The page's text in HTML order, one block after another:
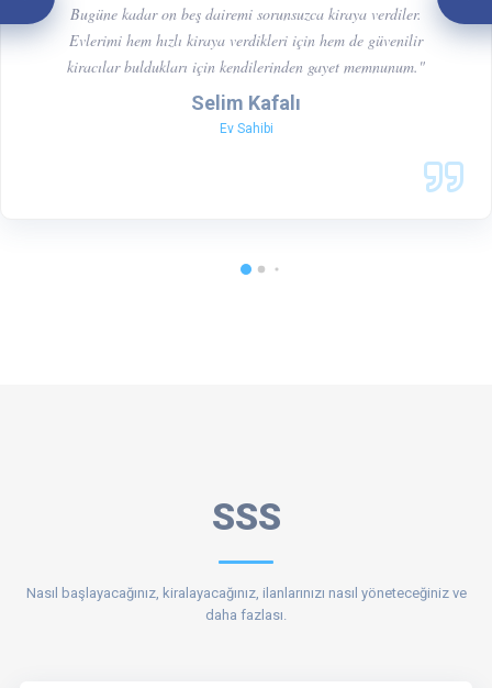
Bugüne kadar on beş dairemi sorunsuzca kiraya verdiler.
Evlerimi hem hızlı kiraya verdikleri için hem de güvenilir
kiracılar buldukları için kendilerinden gayet memnunum."
Selim Kafalı
Ev Sahibi
SSS
Nasıl başlayacağınız, kiralayacağınız, ilanlarınızı nasıl yöneteceğiniz ve
daha fazlası.